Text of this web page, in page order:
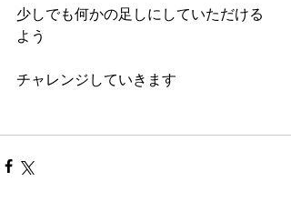
少しでも何かの足しにしていただける
よう
チャレンジしていきます